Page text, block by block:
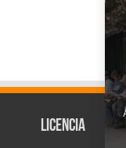
Licencia